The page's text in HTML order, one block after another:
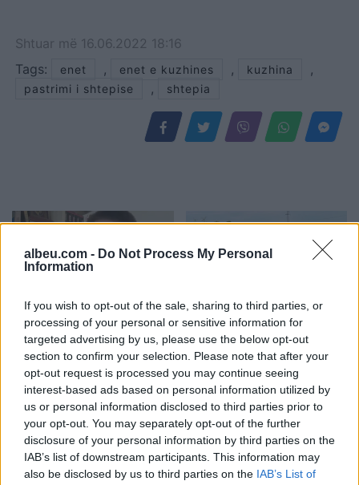
albeu.com - Do Not Process My Personal
Information
If you wish to opt-out of the sale, sharing to third parties, or
processing of your personal or sensitive information for
targeted advertising by us, please use the below opt-out
section to confirm your selection. Please note that after your
opt-out request is processed you may continue seeing
interest-based ads based on personal information utilized by
us or personal information disclosed to third parties prior to
your opt-out. You may separately opt-out of the further
disclosure of your personal information by third parties on the
IAB’s list of downstream participants. This information may
also be disclosed by us to third parties on the IAB’s List of
Shtuar më 16.06.2022 18:16
Tags:
enet , enet e kuzhines , kuzhina ,
pastrimi i shtepise , shtepia
Zelensky rikonfirmon në
Serbi qëndrimin për
Kosovën, deputeti
ukrainas: Gabim
diplomatik, Ukraina duhet
ta njohë
Vihet nën kontroll zjarri në
Cërrik, digjen 2 hektarë
tokë dhe rreth 250 rrënjë
ullinj